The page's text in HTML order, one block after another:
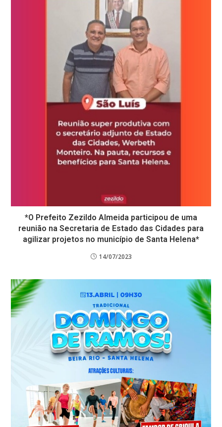
*O Prefeito Zezildo Almeida participou de uma
reunião na Secretaria de Estado das Cidades para
agilizar projetos no município de Santa Helena*
14/07/2023